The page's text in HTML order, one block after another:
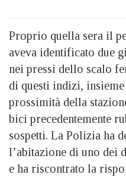
Proprio quella sera il
aveva identificato due
nei pressi dello scalo
di questi indizi,
prossimità della
bici precedentemente
sospetti. La Polizia ha
l’abitazione di uno dei
e ha riscontrato la